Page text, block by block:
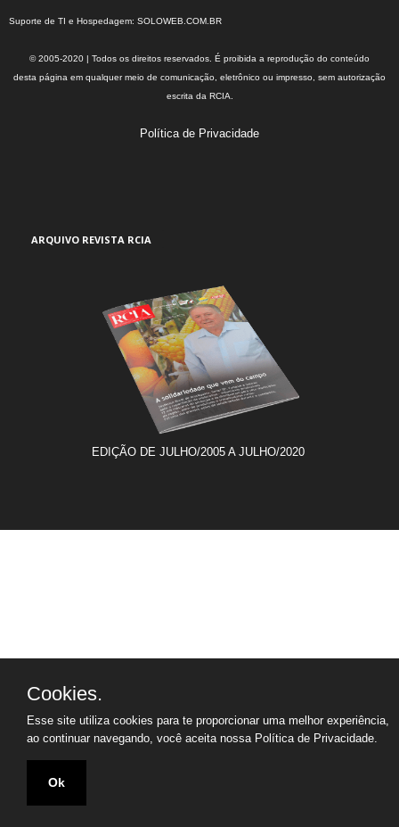
Suporte de TI e Hospedagem: SOLOWEB.COM.BR
© 2005-2020 | Todos os direitos reservados. É proibida a reprodução do conteúdo
desta página em qualquer meio de comunicação, eletrônico ou impresso, sem autorização
escrita da RCIA.
Política de Privacidade
ARQUIVO REVISTA RCIA
EDIÇÃO DE JULHO/2005 A JULHO/2020
Cookies.
Esse site utiliza cookies para te proporcionar uma melhor experiência,
ao continuar navegando, você aceita nossa Política de Privacidade.
Ok